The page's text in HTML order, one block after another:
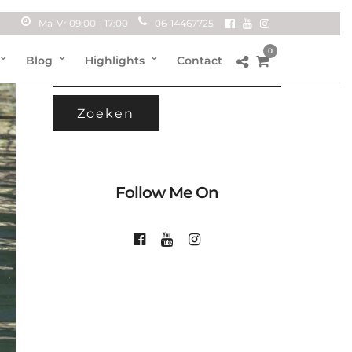
Ma-Vr 09:00 - 17:00 06-14467725
Blog Highlights Contact
0
ZOEKEN
Follow Me On